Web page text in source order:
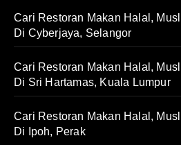
Cari Restoran Makan Halal,
Di Cyberjaya, Selangor
Cari Restoran Makan Halal,
Di Sri Hartamas, Kuala Lumpur
Cari Restoran Makan Halal,
Di Ipoh, Perak